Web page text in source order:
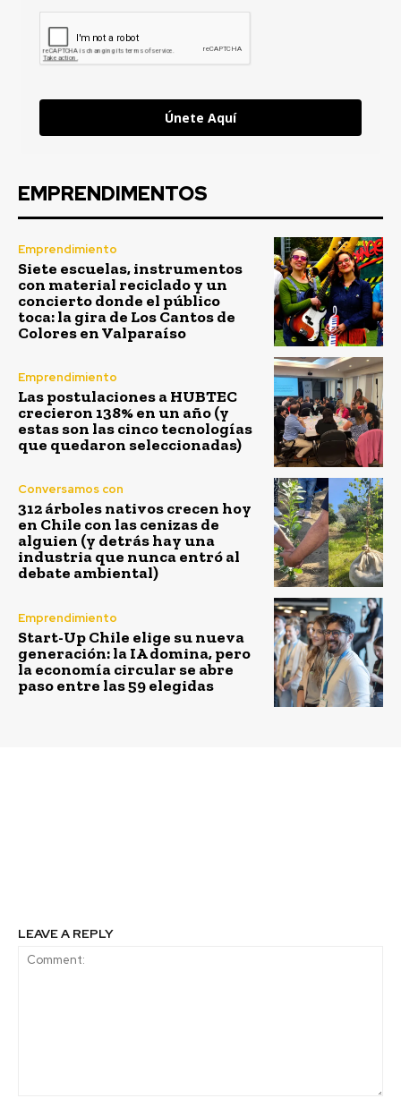
Únete Aquí
EMPRENDIMENTOS
Emprendimiento
Siete escuelas, instrumentos
con material reciclado y un
concierto donde el público
toca: la gira de Los Cantos de
Colores en Valparaíso
Emprendimiento
Las postulaciones a HUBTEC
crecieron 138% en un año (y
estas son las cinco tecnologías
que quedaron seleccionadas)
Conversamos con
312 árboles nativos crecen hoy
en Chile con las cenizas de
alguien (y detrás hay una
industria que nunca entró al
debate ambiental)
Emprendimiento
Start-Up Chile elige su nueva
generación: la IA domina, pero
la economía circular se abre
paso entre las 59 elegidas
LEAVE A REPLY